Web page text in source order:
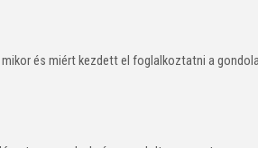
és miért kezdett el foglalkoztatni a